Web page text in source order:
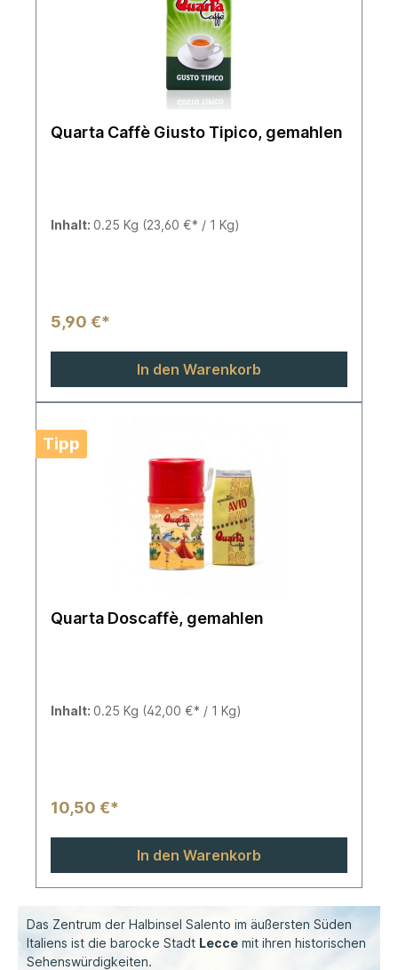
Quarta Caffè Giusto Tipico, gemahlen
Inhalt: 0.25 Kg (23,60 €* / 1 Kg)
5,90 €*
In den Warenkorb
Tipp
Quarta Doscaffè, gemahlen
Inhalt: 0.25 Kg (42,00 €* / 1 Kg)
10,50 €*
In den Warenkorb
Das Zentrum der Halbinsel Salento im äußersten Süden
Italiens ist die barocke Stadt Lecce mit ihren historischen
Sehenswürdigkeiten.